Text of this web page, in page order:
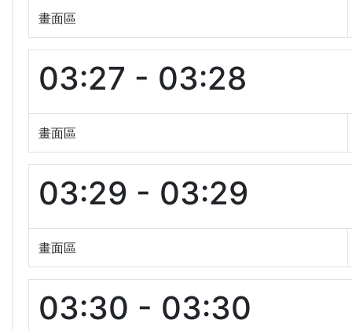
畫面區
03:27 - 03:28
畫面區
03:29 - 03:29
畫面區
03:30 - 03:30